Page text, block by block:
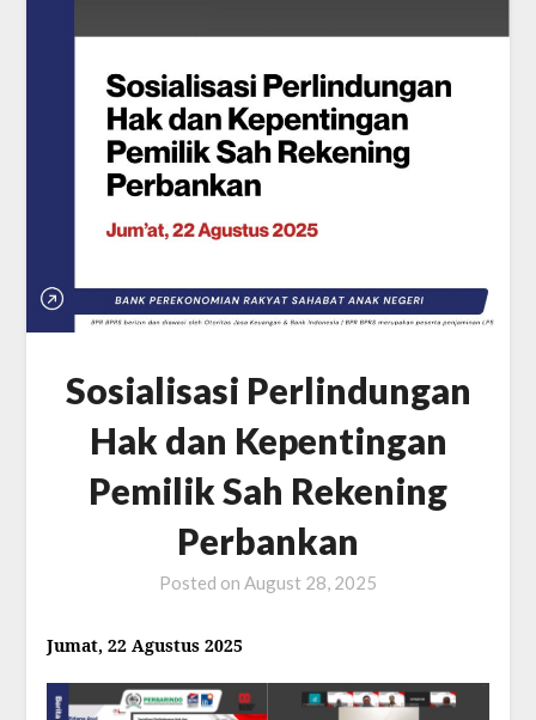
Sosialisasi Perlindungan
Hak dan Kepentingan
Pemilik Sah Rekening
Perbankan
Posted on August 28, 2025
Jumat, 22 Agustus 2025